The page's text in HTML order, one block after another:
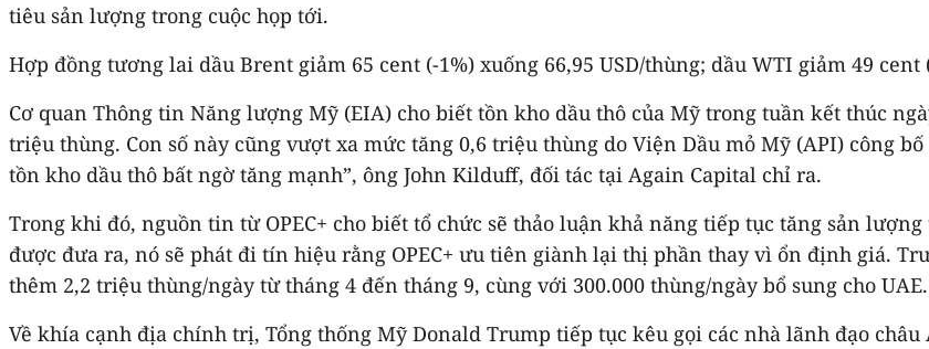
tiêu sản lượng trong cuộc họp tới.
Hợp đồng tương lai dầu Brent giảm 65 cent (-1%) xuống 66,95 USD/thùng; dầu WTI giảm 49 cent
Cơ quan Thông tin Năng lượng Mỹ (EIA) cho biết tồn kho dầu thô của Mỹ trong tuần kết thúc
triệu thùng. Con số này cũng vượt xa mức tăng 0,6 triệu thùng do Viện Dầu mỏ Mỹ (API) công
tồn kho dầu thô bất ngờ tăng mạnh”, ông John Kilduff, đối tác tại Again Capital chỉ ra.
Trong khi đó, nguồn tin từ OPEC+ cho biết tổ chức sẽ thảo luận khả năng tiếp tục tăng sản
được đưa ra, nó sẽ phát đi tín hiệu rằng OPEC+ ưu tiên giành lại thị phần thay vì ổn định giá.
thêm 2,2 triệu thùng/ngày từ tháng 4 đến tháng 9, cùng với 300.000 thùng/ngày bổ sung cho UAE.
Về khía cạnh địa chính trị, Tổng thống Mỹ Donald Trump tiếp tục kêu gọi các nhà lãnh đạo